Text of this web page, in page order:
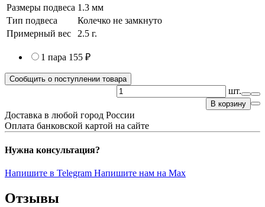
Размеры подвеса 1.3 мм
Тип подвеса
Колечко не замкнуто
Примерный вес
2.5 г.
1 пара 155 ₽
Сообщить о поступлении товара
шт.
В корзину
Доставка в любой город России
Оплата банковской картой на сайте
Нужна консультация?
Напишите в Telegram Напишите нам на Max
Отзывы